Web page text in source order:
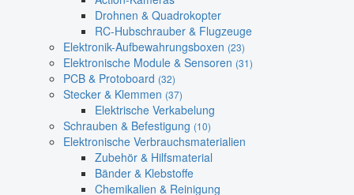
Drohnen & Quadrokopter
RC-Hubschrauber & Flugzeuge
Elektronik-Aufbewahrungsboxen (23)
Elektronische Module & Sensoren (31)
PCB & Protoboard (32)
Stecker & Klemmen (37)
Elektrische Verkabelung
Schrauben & Befestigung (10)
Elektronische Verbrauchsmaterialien
Zubehör & Hilfsmaterial
Bänder & Klebstoffe
Chemikalien & Reinigung